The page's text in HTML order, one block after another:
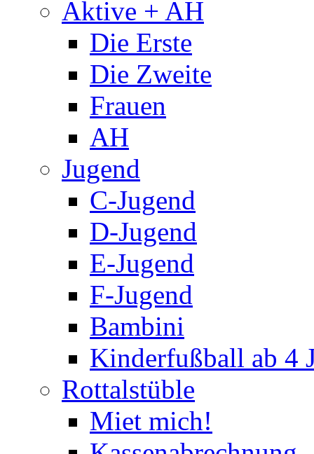
Aktive + AH
Die Erste
Die Zweite
Frauen
AH
Jugend
C-Jugend
D-Jugend
E-Jugend
F-Jugend
Bambini
Kinderfußball ab 4
Rottalstüble
Miet mich!